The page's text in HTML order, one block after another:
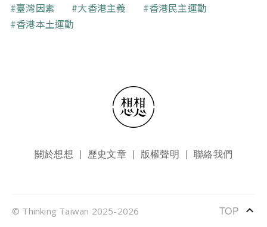
臺灣因素
大香港主義
香港民主運動
香港本土運動
頁尾選單關於想想 歷史文章 版權聲明 聯絡我們
© Thinking Taiwan 2025-2026 TOP keyboard_arrow_up